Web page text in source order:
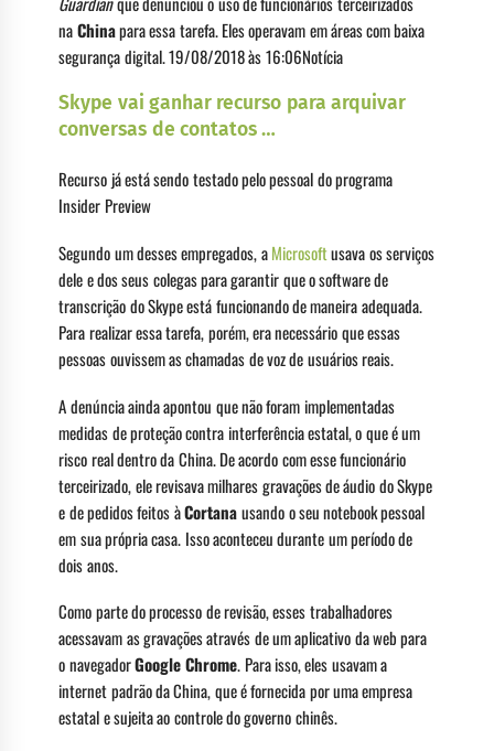
naChinapara essa tarefa. Eles operavam em áreas com baixa
segurança digital. 19/08/2018 às 16:06Notícia
Skype vai ganhar recurso para arquivar
conversas de contatos …
Recurso já está sendo testado pelo pessoal do programa
Insider Preview
Segundo um desses empregados, aMicrosoftusava os serviços
dele e dos seus colegas para garantir que o software de
transcrição do Skype está funcionando de maneira adequada.
Para realizar essa tarefa, porém, era necessário que essas
pessoas ouvissem as chamadas de voz de usuários reais.
A denúncia ainda apontou que não foram implementadas
medidas de proteção contra interferência estatal, o que é um
risco real dentro da China. De acordo com esse funcionário
terceirizado, ele revisava milhares gravações de áudio do Skype
e de pedidos feitos àCortanausando o seu notebook pessoal
em sua própria casa. Isso aconteceu durante um período de
dois anos.
Como parte do processo de revisão, esses trabalhadores
acessavam as gravações através de um aplicativo da web para
o navegadorGoogle Chrome. Para isso, eles usavam a
internet padrão da China, que é fornecida por uma empresa
estatal e sujeita ao controle do governo chinês.